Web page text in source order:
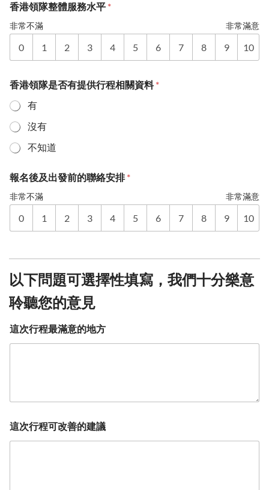
香港領隊整體服務水平 *
非常不滿 非常滿意
0 1 2 3 4 5 6 7 8 9 10
香港領隊是否有提供行程相關資料*
有
沒有
不知道
報名後及出發前的聯絡安排*
非常不滿 非常滿意
0 1 2 3 4 5 6 7 8 9 10
以下問題可選擇性填寫，我們十分樂意
聆聽您的意見
這次行程最滿意的地方
這次行程可改善的建議